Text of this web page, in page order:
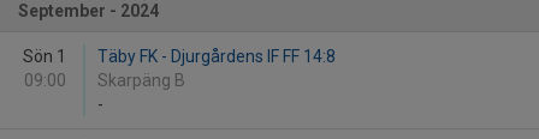
September - 2024
Sön 1
09:00
Täby FK - Djurgårdens IF FF 14:8
Skarpäng B
-